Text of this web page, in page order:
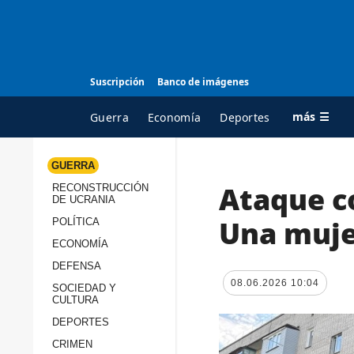
Suscripción Banco de imágenes
Guerra Economía Deportes más ☰
TODAS LAS
GUERRA
RECONSTRUCCIÓN
DE UCRANIA
POLÍTICA
ECONOMÍA
DEFENSA
SOCIEDAD Y
CULTURA
DEPORTES
CRIMEN
Ataque
Una
08.06.2026 10:04